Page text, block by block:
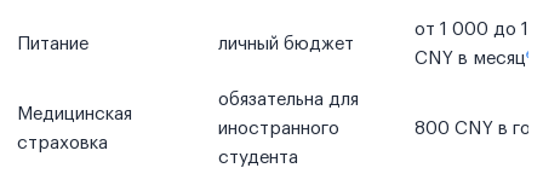
Питание личный бюджет
от 1 000 до 1
CNY в месяц⁶⁰
Медицинская
страховка
обязательна для
иностранного
студента
800 CNY в год